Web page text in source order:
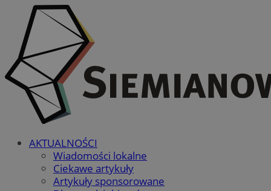
AKTUALNOŚCI
Wiadomości lokalne
Ciekawe artykuły
Artykuły sponsorowane